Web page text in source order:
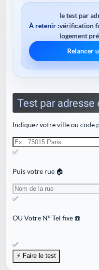
À retenir :
le test par
vérification
logement
Relancer
Test par adresse
Indiquez votre ville ou code
✅
Puis votre rue 🏠
✅
OUVotre N° Tel fixe ☎️
✅